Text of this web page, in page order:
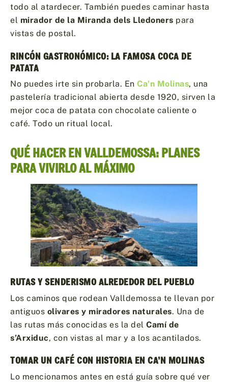
todo al atardecer. También puedes caminar hasta
el mirador de la Miranda dels Lledoners para
vistas de postal.
RINCÓN GASTRONÓMICO: LA FAMOSA COCA DE
PATATA
No puedes irte sin probarla. En Ca’n Molinas, una
pastelería tradicional abierta desde 1920, sirven la
mejor coca de patata con chocolate caliente o
café. Todo un ritual local.
QUÉ HACER EN VALLDEMOSSA: PLANES
PARA VIVIRLO AL MÁXIMO
RUTAS Y SENDERISMO ALREDEDOR DEL PUEBLO
Los caminos que rodean Valldemossa te llevan por
antiguos olivares y miradores naturales. Una de
las rutas más conocidas es la del Camí de
s’Arxiduc, con vistas al mar y a los acantilados.
TOMAR UN CAFÉ CON HISTORIA EN CA’N MOLINAS
Lo mencionamos antes en está guía sobre qué ver